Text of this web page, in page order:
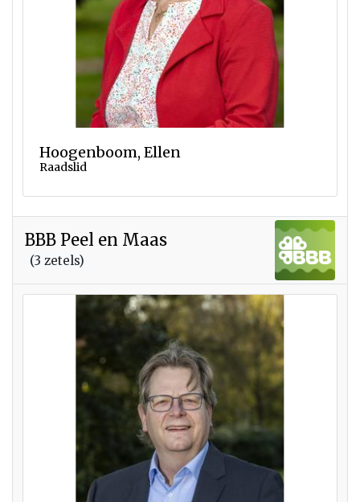
Hoogenboom, Ellen
Raadslid
BBB Peel en Maas
(3 zetels)